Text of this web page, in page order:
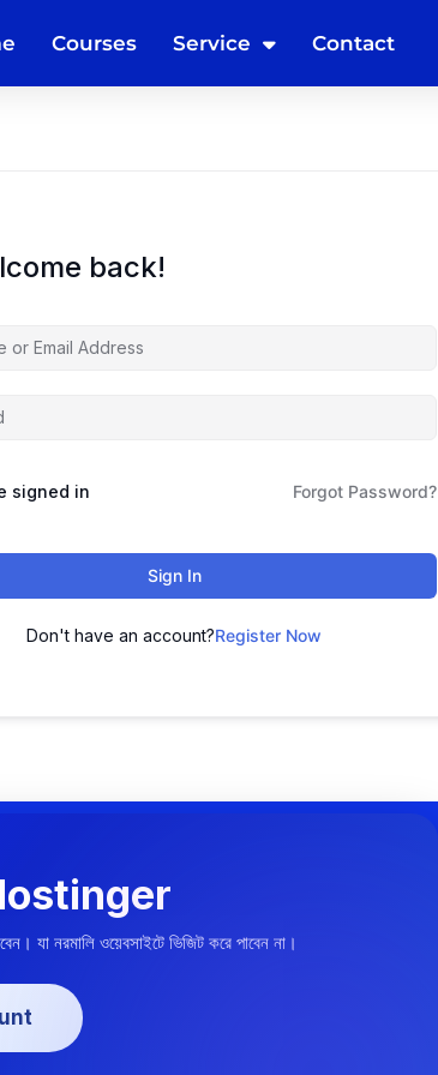
Courses Service Contact
back!
signed in Forgot Password?
Sign In
Don't have an account?Register Now
যা নরমালি ওয়েবসাইটে ভিজিট করে পাবেন না।